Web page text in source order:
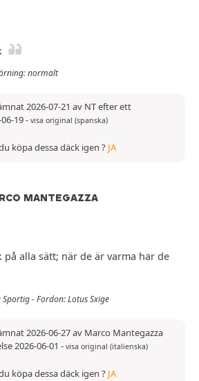
normalt
2026-07-21 av NT efter ett
19- visa original (spanska)
köpa dessa däck igen ? JA
MANTEGAZZA
på alla sätt; när de är varma har de
- Fordon: Lotus Sxige
2026-06-27 av Marco Mantegazza
2026-06-01 - visa original (italienska)
köpa dessa däck igen ? JA